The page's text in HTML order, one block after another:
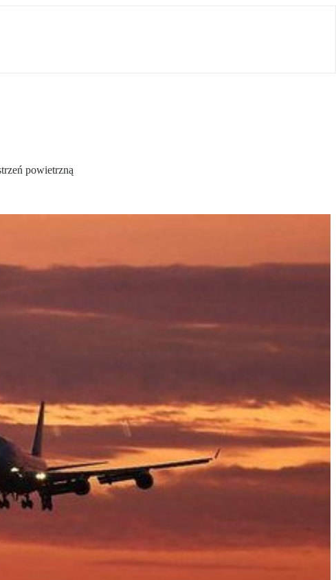
powietrzną